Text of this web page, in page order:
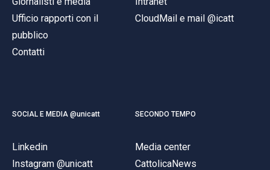
Ufficio rapporti con il
pubblico
Contatti
CloudMail e mail @icatt
SOCIAL E MEDIA @unicatt
Linkedin
Instagram @unicatt
SECONDO TEMPO
Media center
CattolicaNews